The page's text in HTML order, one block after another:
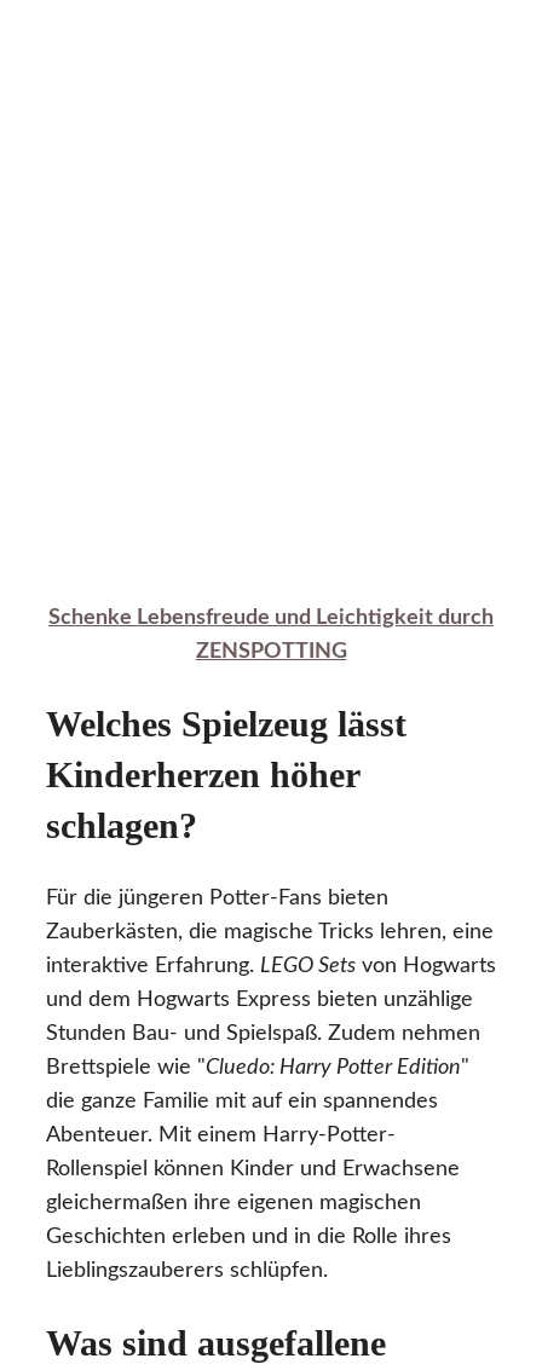
Schenke Lebensfreude und Leichtigkeit durch
ZENSPOTTING
Welches Spielzeug lässt
Kinderherzen höher
schlagen?
Für die jüngeren Potter-Fans bieten
Zauberkästen, die magische Tricks lehren, eine
interaktive Erfahrung. LEGO Sets von Hogwarts
und dem Hogwarts Express bieten unzählige
Stunden Bau- und Spielspaß. Zudem nehmen
Brettspiele wie "Cluedo: Harry Potter Edition"
die ganze Familie mit auf ein spannendes
Abenteuer. Mit einem Harry-Potter-
Rollenspiel können Kinder und Erwachsene
gleichermaßen ihre eigenen magischen
Geschichten erleben und in die Rolle ihres
Lieblingszauberers schlüpfen.
Was sind ausgefallene